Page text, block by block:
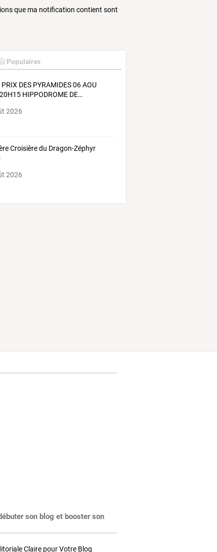
que ma notification contient sont
Populaires
PRIX DES PYRAMIDES06AOU
20H15 HIPPODROME DE…
2026
Croisière du Dragon-Zéphyr
2026
son blog et booster son
Claire pour Votre Blog